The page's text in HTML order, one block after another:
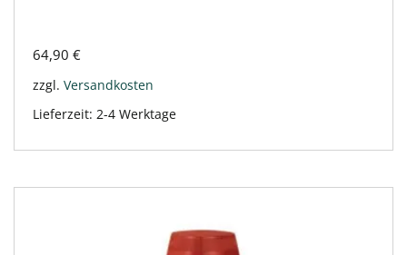
64,90 €
zzgl. Versandkosten
Lieferzeit: 2-4 Werktage